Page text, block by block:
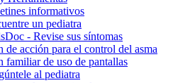
informativos
un pediatra
- Revise sus síntomas
de acción para el control del asma
familiar de uso de pantallas
al pediatra